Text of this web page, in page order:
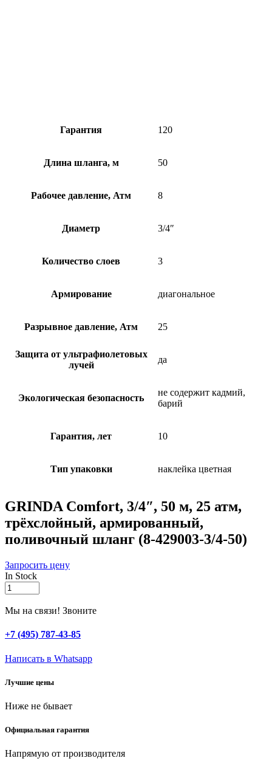
Гарантия 120
Длина шланга, м 50
Рабочее давление, Атм 8
Диаметр 3/4″
Количество слоев 3
Армирование диагональное
Разрывное давление, Атм 25
Защита от ультрафиолетовых
лучей
да
Экологическая безопасность
не содержит кадмий,
барий
Гарантия, лет 10
Тип упаковки наклейка цветная
GRINDA Comfort, 3/4″, 50 м, 25 атм,
трёхслойный, армированный,
поливочный шланг (8-429003-3/4-50)
Запросить цену
In Stock
GRINDA
Comfort,
3/4″,
м,
25
трёхслойный,
поливочный
(8-
3/4-
quantity
Мы на связи! Звоните
+7 (495) 787-43-85
Написать в Whatsapp
Лучшие цены
Ниже не бывает
Официальная гарантия
Напрямую от производителя